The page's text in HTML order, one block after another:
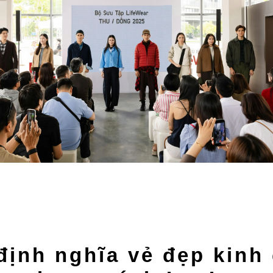
nghĩa vẻ đẹp kinh